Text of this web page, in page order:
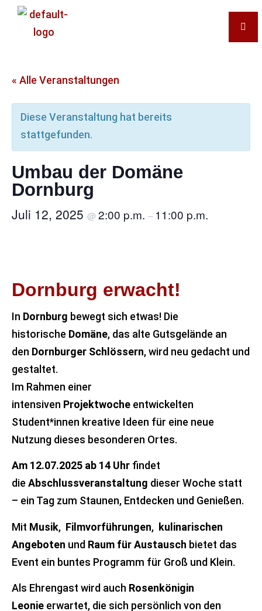
« Alle Veranstaltungen
Diese Veranstaltung hat bereits
stattgefunden.
Umbau der Domäne
Dornburg​
Juli 12, 2025 @ 2:00 p.m. – 11:00 p.m.
Dornburg erwacht! ​
In Dornburg bewegt sich etwas! Die
historische Domäne, das alte Gutsgelände an
den Dornburger Schlössern, wird neu gedacht und
gestaltet.
Im Rahmen einer
intensiven Projektwoche entwickelten
Student*innen kreative Ideen für eine neue
Nutzung dieses besonderen Ortes.
Am 12.07.2025 ab 14 Uhr findet
dieAbschlussveranstaltung dieser Woche statt
– ein Tag zum Staunen, Entdecken und Genießen.
Mit Musik, Filmvorführungen, kulinarischen
Angeboten und Raum für Austausch bietet das
Event ein buntes Programm für Groß und Klein.
Als Ehrengast wird auch Rosenkönigin
Leonie erwartet, die sich persönlich von den